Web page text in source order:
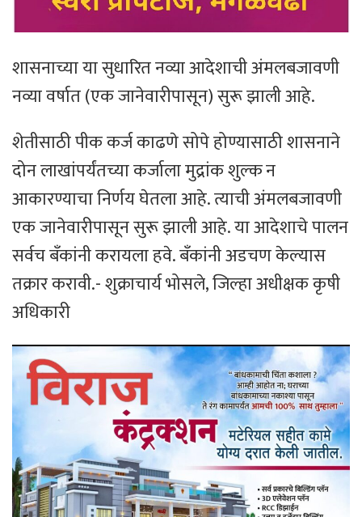
शासनाच्या या सुधारित नव्या आदेशाची अंमलबजावणी
नव्या वर्षात (एक जानेवारीपासून) सुरू झाली आहे.
शेतीसाठी पीक कर्ज काढणे सोपे होण्यासाठी शासनाने
दोन लाखांपर्यंतच्या कर्जाला मुद्रांक शुल्क न
आकारण्याचा निर्णय घेतला आहे. त्याची अंमलबजावणी
एक जानेवारीपासून सुरू झाली आहे. या आदेशाचे पालन
सर्वच बँकांनी करायला हवे. बँकांनी अडचण केल्यास
तक्रार करावी.- शुक्राचार्य भोसले, जिल्हा अधीक्षक कृषी
अधिकारी